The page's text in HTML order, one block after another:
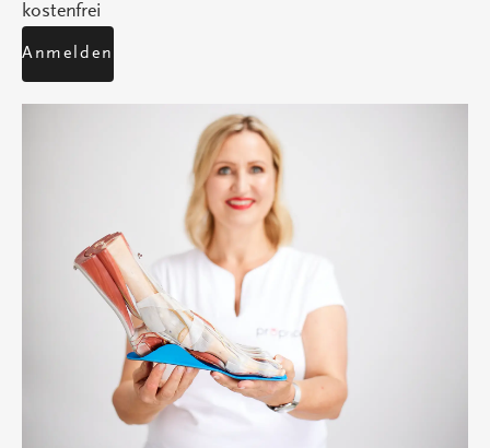
kostenfrei
Anmelden